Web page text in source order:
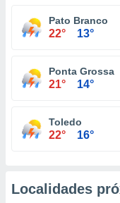
Pato Branco
22° 13°
Ponta Grossa
21° 14°
Toledo
22° 16°
Localidades